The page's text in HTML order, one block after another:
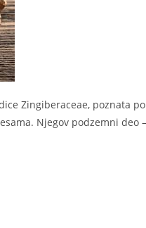
Zingiberaceae, poznata
Njegov podzemni deo